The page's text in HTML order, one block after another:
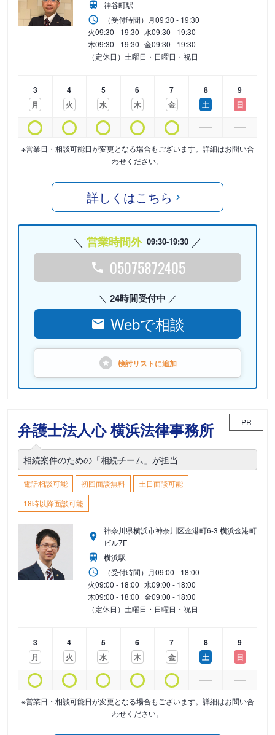
神谷町駅
（受付時間） 月09:30 - 19:30
火09:30 - 19:30 水09:30 - 19:30
木09:30 - 19:30 金09:30 - 19:30
（定休日）土曜日・日曜日・祝日
3
月
4
火
5
水
6
木
7
金
8
土
9
日
※営業日・相談可能日が変更となる場合もございます。詳細はお問い合
わせください。
詳しくはこちら
営業時間外 09:30-19:30
05075872405
24時間受付中
Webで相談
検討リストに追加
弁護士法人心 横浜法律事務所 PR
相続案件のための「相続チーム」が担当
電話相談可能 初回面談無料
土日面談可能
18時以降面談可能
神奈川県横浜市神奈川区金港町6-3 横浜金港町
ビル7F
横浜駅
（受付時間） 月09:00 - 18:00
火09:00 - 18:00 水09:00 - 18:00
木09:00 - 18:00 金09:00 - 18:00
（定休日）土曜日・日曜日・祝日
3
月
4
火
5
水
6
木
7
金
8
土
9
日
※営業日・相談可能日が変更となる場合もございます。詳細はお問い合
わせください。